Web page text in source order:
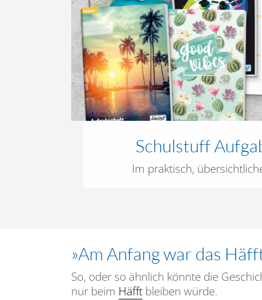
Schulstuff
Im praktisch,
»Am Anfang war das
So, oder so ähnlich könnte die
nur beim Häfft bleiben würde.